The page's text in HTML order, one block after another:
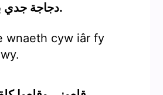
5. دجاجة جدي باضت بيضة.
wnaeth cyw iâr fy